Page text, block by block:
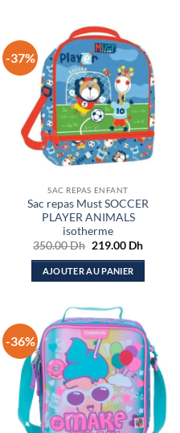
-37%
SAC REPAS ENFANT
Sac repas Must SOCCER
PLAYER ANIMALS
isotherme
350.00Dh Le
initial
était :
219.00 DhLe
actuel
AJOUTER AU PANIER
-36%